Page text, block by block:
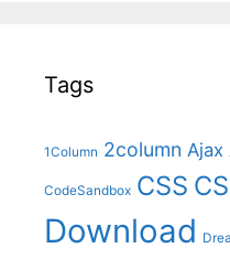
Tags
1Column 2column Ajax
CodeSandbox CSS
Download